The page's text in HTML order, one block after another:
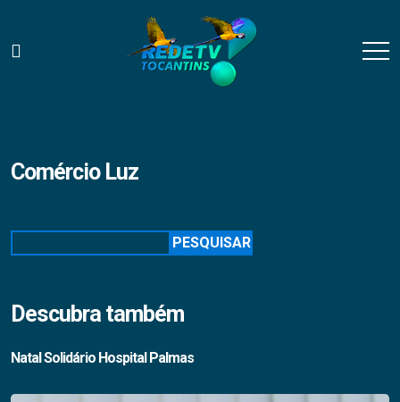
Comércio Luz
PESQUISAR
Descubra também
Natal Solidário Hospital Palmas